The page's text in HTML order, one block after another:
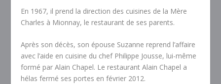
En 1967, il prend la direction des cuisines de la Mère
Charles à Mionnay, le restaurant de ses parents.
Après son décès, son épouse Suzanne reprend l’affaire
avec l’aide en cuisine du chef Philippe Jousse, lui-même
formé par Alain Chapel. Le restaurant Alain Chapel a
hélas fermé ses portes enfévrier 2012.